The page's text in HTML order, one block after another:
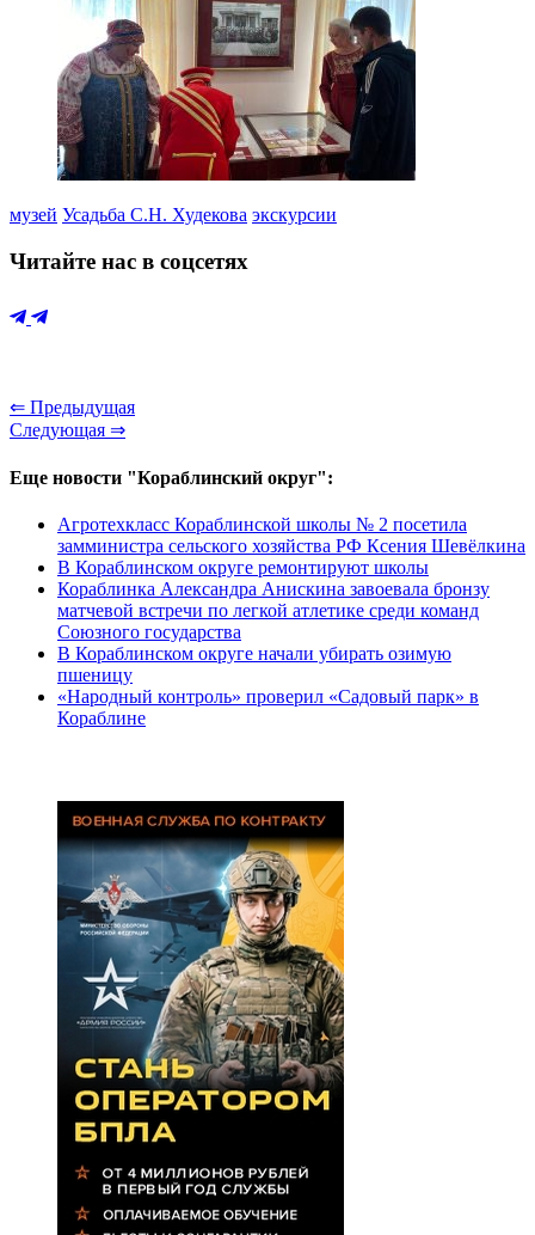
музей Усадьба С.Н. Худекова экскурсии
Читайте нас в соцсетях
⇐ Предыдущая
Следующая ⇒
Еще новости "Кораблинский округ":
Агротехкласс Кораблинской школы № 2 посетила
замминистра сельского хозяйства РФ Ксения Шевёлкина
В Кораблинском округе ремонтируют школы
Кораблинка Александра Анискина завоевала бронзу
матчевой встречи по легкой атлетике среди команд
Союзного государства
В Кораблинском округе начали убирать озимую
пшеницу
«Народный контроль» проверил «Садовый парк» в
Кораблине